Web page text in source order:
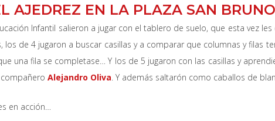
AJEDREZ EN LA PLAZA SAN BRUNO
Infantil salieron a jugar con el tablero de suelo, que esta vez
los de 4 jugaron a buscar casillas y a comparar que columnas y filas
una fila se completase… Y los de 5 jugaron con las casillas y
Alejandro Oliva . Y además saltarón como caballos de
en acción…